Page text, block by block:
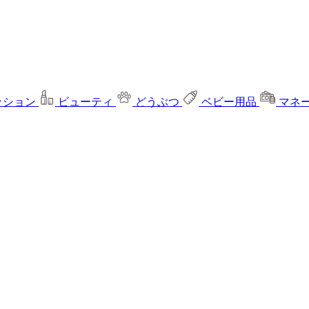
ョン ビューティ どうぶつ ベビー用品 マネ